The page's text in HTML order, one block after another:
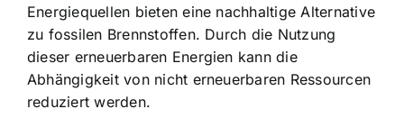
Energiequellen bieten eine nachhaltige Alternative
zu fossilen Brennstoffen. Durch die Nutzung
dieser erneuerbaren Energien kann die
Abhängigkeit von nicht erneuerbaren Ressourcen
reduziert werden.